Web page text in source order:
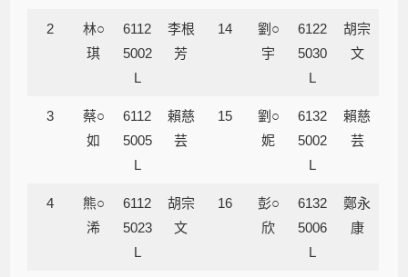
2
林○
琪
6112
5002
L
李根
芳
14
劉○
宇
6122
5030
L
胡宗
文
3
蔡○
如
6112
5005
L
賴慈
芸
15
劉○
妮
6132
5002
L
賴慈
芸
4
熊○
浠
6112
5023
L
胡宗
文
16
彭○
欣
6132
5006
L
鄭永
康